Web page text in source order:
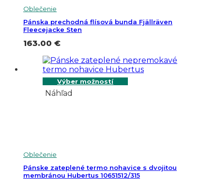
Oblečenie
Pánska prechodná flísová bunda Fjällräven
Fleecejacke Sten
163.00 €
Výber možností
Náhľad
Oblečenie
Pánske zateplené termo nohavice s dvojitou
membránou Hubertus 10651512/315